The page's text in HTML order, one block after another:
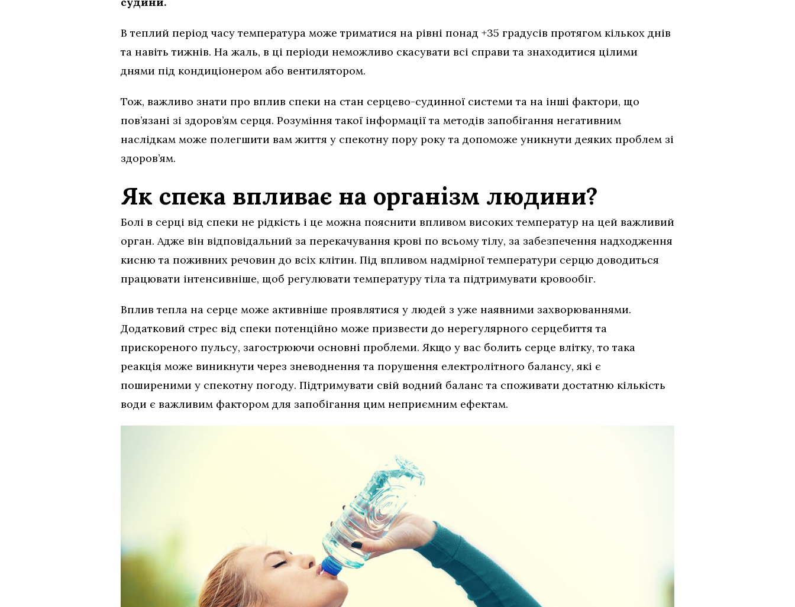
В теплий період часу температура може триматися на рівні понад +35 градусів протягом кількох днів
та навіть тижнів. На жаль, в ці періоди неможливо скасувати всі справи та знаходитися цілими
днями під кондиціонером або вентилятором.
Тож, важливо знати про вплив спеки на стан серцево-судинної системи та на інші фактори, що
пов’язані зі здоров’ям серця. Розуміння такої інформації та методів запобігання негативним
наслідкам може полегшити вам життя у спекотну пору року та допоможе уникнути деяких проблем зі
здоров’ям.
Як спека впливає на організм людини?
Болі в серці від спеки не рідкість і це можна пояснити впливом високих температур на цей важливий
орган. Адже він відповідальний за перекачування крові по всьому тілу, за забезпечення надходження
кисню та поживних речовин до всіх клітин. Під впливом надмірної температури серцю доводиться
працювати інтенсивніше, щоб регулювати температуру тіла та підтримувати кровообіг.
Вплив тепла на серце може активніше проявлятися у людей з уже наявними захворюваннями.
Додатковий стрес від спеки потенційно може призвести до нерегулярного серцебиття та
прискореного пульсу, загострюючи основні проблеми. Якщо у вас болить серце влітку, то така
реакція може виникнути через зневоднення та порушення електролітного балансу, які є
поширеними у спекотну погоду. Підтримувати свій водний баланс та споживати достатню кількість
води є важливим фактором для запобігання цим неприємним ефектам.